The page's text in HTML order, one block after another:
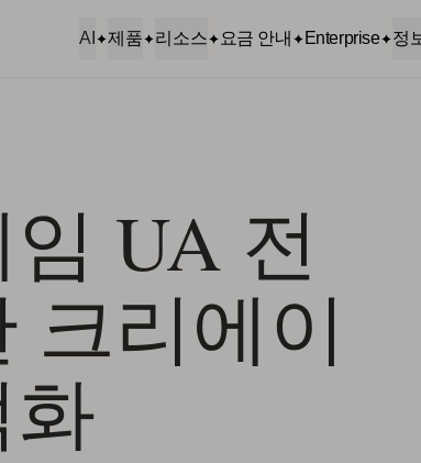
AI 제품 리소스 요금 안내 Enterprise 정
UA 전
크리에이